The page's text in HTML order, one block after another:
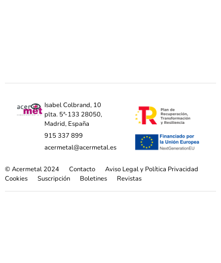
Isabel Colbrand, 10
plta. 5ª-133 28050,
Madrid, España
915 337 899
acermetal@acermetal.es
© Acermetal 2024 Contacto
Aviso Legal y Política Privacidad
Cookies
Suscripción Boletines Revistas